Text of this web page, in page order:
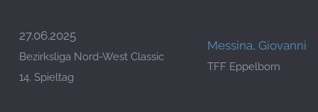
27.06.2025
Bezirksliga Nord-West Classic
14. Spieltag
Messina, Giovanni
TFF Eppelborn